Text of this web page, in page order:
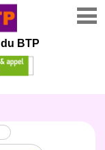
du BTP